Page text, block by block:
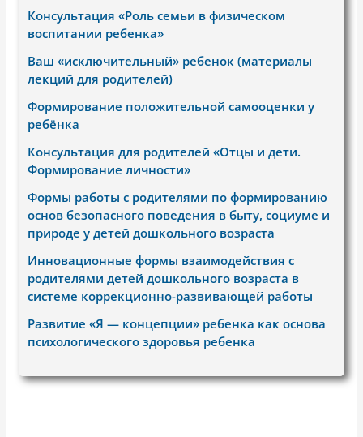
Консультация «Роль семьи в физическом
воспитании ребенка»
Ваш «исключительный» ребенок (материалы
лекций для родителей)
Формирование положительной самооценки у
ребёнка
Консультация для родителей «Отцы и дети.
Формирование личности»
Формы работы с родителями по формированию
основ безопасного поведения в быту, социуме и
природе у детей дошкольного возраста
Инновационные формы взаимодействия с
родителями детей дошкольного возраста в
системе коррекционно-развивающей работы
Развитие «Я — концепции» ребенка как основа
психологического здоровья ребенка